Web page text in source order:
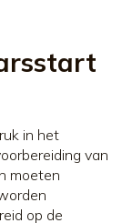
in het
van
moeten
op de